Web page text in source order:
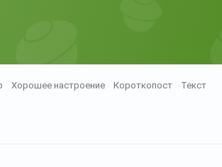
Хорошее настроение Короткопост Текст